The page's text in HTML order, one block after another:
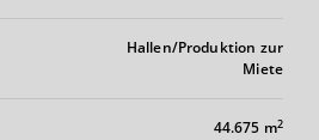
Hallen/Produktion zur
Miete
44.675 m2